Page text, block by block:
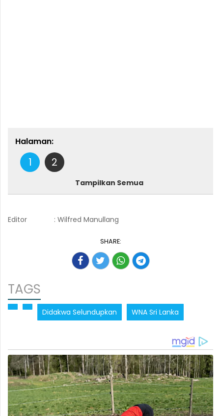
Halaman:
1 2
Tampilkan Semua
Editor : Wilfred Manullang
SHARE:
TAGS
Didakwa Selundupkan WNA Sri Lanka